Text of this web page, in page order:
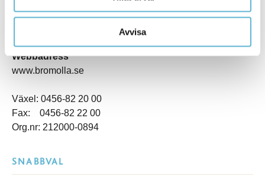
Avvisa
Box 18, 295 21 Bromölla
Webbadress
www.bromolla.se
Växel: 0456-82 20 00
Fax: 0456-82 22 00
Org.nr: 212000-0894
SNABBVAL